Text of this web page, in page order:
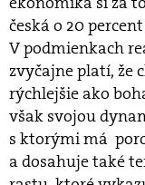
česká o 20
V podmienkach
zvyčajne platí, že
rýchlejšie ako
však svojou
s ktorými má
a dosahuje také